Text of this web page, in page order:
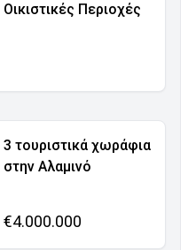
Οικιστικές Περιοχές
3 τουριστικά χωράφια
στην Αλαμινό
€4.000.000